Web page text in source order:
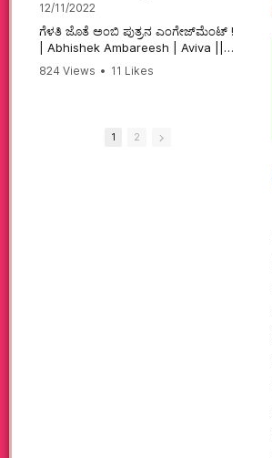
12/11/2022
ಗೆಳತಿ ಜೊತೆ ಅಂಬಿ ಪುತ್ರನ ಎಂಗೇಜ್‌ಮೆಂಟ್ !
| Abhishek Ambareesh | Aviva ||
824 Views • 11 Likes
1 2